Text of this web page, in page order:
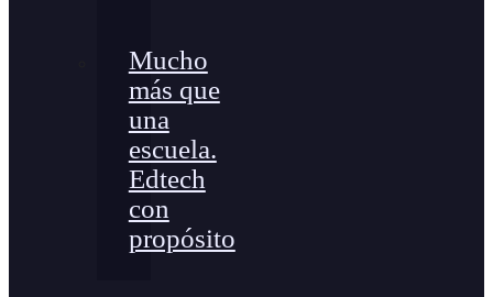
Mucho
más que
una
escuela.
Edtech
con
propósito